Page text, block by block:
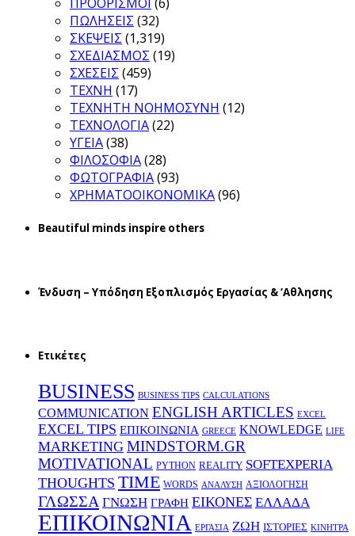
ΠΩΛΗΣΕΙΣ (32)
ΣΚΕΨΕΙΣ (1,319)
ΣΧΕΔΙΑΣΜΟΣ (19)
ΣΧΕΣΕΙΣ (459)
ΤΕΧΝΗ (17)
ΤΕΧΝΗΤΗ ΝΟΗΜΟΣΥΝΗ (12)
ΤΕΧΝΟΛΟΓΙΑ(22)
ΥΓΕΙΑ(38)
ΦΙΛΟΣΟΦΙΑ(28)
ΦΩΤΟΓΡΑΦΙΑ(93)
ΧΡΗΜΑΤΟΟΙΚΟΝΟΜΙΚΑ(96)
Beautiful minds inspire others
Ένδυση – Υπόδηση Εξοπλισμός Εργασίας & ‘Aθλησης
Ετικέτες
BUSINESS BUSINESS TIPS CALCULATIONS
COMMUNICATION ENGLISH ARTICLES EXCEL
EXCEL TIPS EΠΙΚΟΙΝΩΝΙΑ GREECE KNOWLEDGE LIFE
MARKETING MINDSTORM.GR
MOTIVATIONAL PYTHON REALITY SOFTEXPERIA
THOUGHTS TIME WORDS ΑΝΑΛΥΣΗ ΑΞΙΟΛΟΓΗΣΗ
ΓΛΩΣΣΑ ΓΝΩΣΗ ΓΡΑΦΗ ΕΙΚΟΝΕΣ ΕΛΛΑΔΑ
ΕΠΙΚΟΙΝΩΝΙΑ ΕΡΓΑΣΙΑ ΖΩΗ ΙΣΤΟΡΙΕΣ ΚΙΝΗΤΡΑ